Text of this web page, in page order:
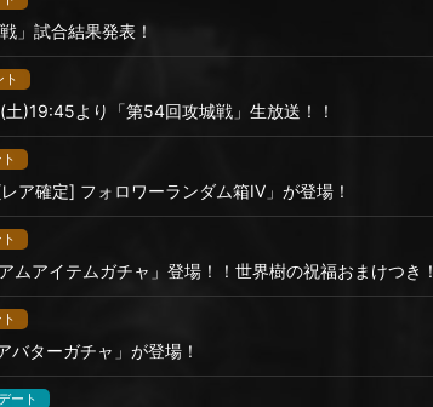
」試合結果発表！
ト
土)19:45より「第54回攻城戦」生放送！！
ア確定] フォロワーランダム箱IV」が登場！
ムアイテムガチャ」登場！！世界樹の祝福おまけつき！
バターガチャ」が登場！
ート